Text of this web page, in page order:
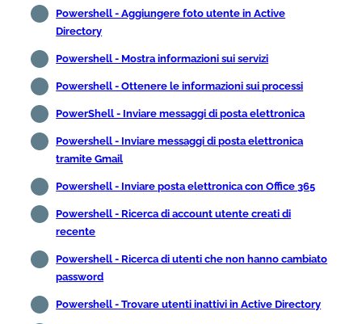
Powershell - Aggiungere foto utente in Active
Directory
Powershell - Mostra informazioni sui servizi
Powershell - Ottenere le informazioni sui processi
PowerShell - Inviare messaggi di posta elettronica
Powershell - Inviare messaggi di posta elettronica
tramite Gmail
Powershell - Inviare posta elettronica con Office 365
Powershell - Ricerca di account utente creati di
recente
Powershell - Ricerca di utenti che non hanno cambiato
password
Powershell - Trovare utenti inattivi in Active Directory